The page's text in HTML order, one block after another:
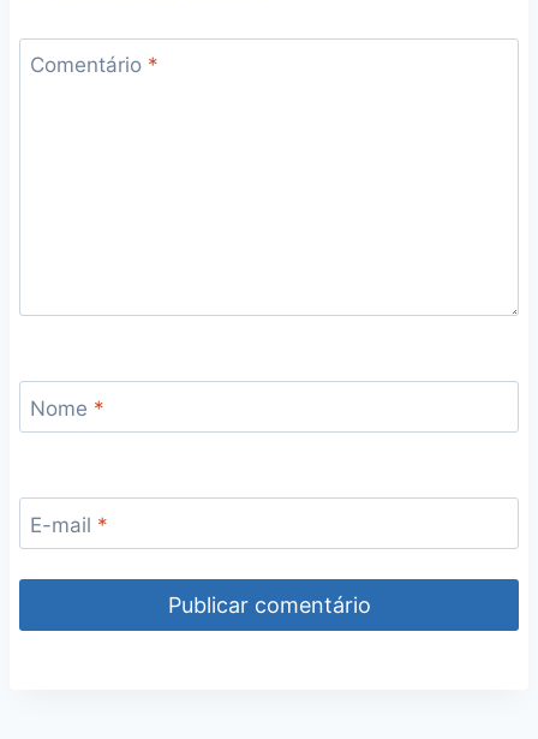
Comentário *
Nome *
E-mail *